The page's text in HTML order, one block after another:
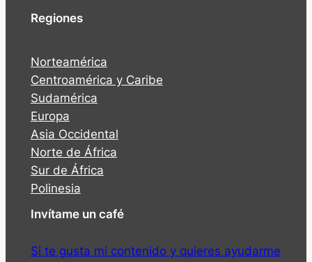
Regiones
Norteamérica
Centroamérica y Caribe
Sudamérica
Europa
Asia Occidental
Norte de África
Sur de África
Polinesia
Invítame un café
Si te gusta mi contenido y quieres ayudarme